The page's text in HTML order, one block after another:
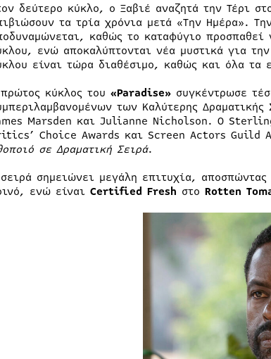
δεύτερο κύκλο, ο Ξαβιέ αναζητά την Τέρι
τα τρία χρόνια μετά «Την Ημέρα».
καθώς το καταφύγιο
ενώ αποκαλύπτονται νέα μυστικά για
είναι τώρα διαθέσιμο, καθώς και όλα τα
κύκλος του «Paradise»συγκέντρωσε
των Καλύτερης
Marsden και Julianne Nicholson. Ο
Choice Awards και Screen Actors Guild
σε Δραματική Σειρά.
σημειώνει μεγάλη επιτυχία,
ενώ είναι Certified Fresh στο Rotten